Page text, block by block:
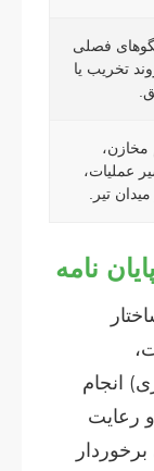
فصلی
تخریب یا
مخازن،
عملیات،
تیر.
نامه
انجام
رعایت